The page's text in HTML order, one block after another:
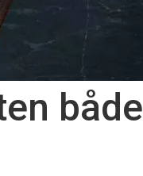
både